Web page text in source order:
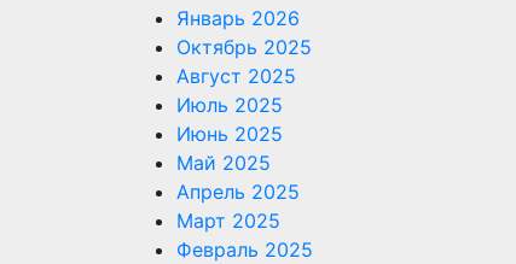
Январь 2026
Октябрь 2025
Август 2025
Июль 2025
Июнь 2025
Май 2025
Апрель 2025
Март 2025
Февраль 2025